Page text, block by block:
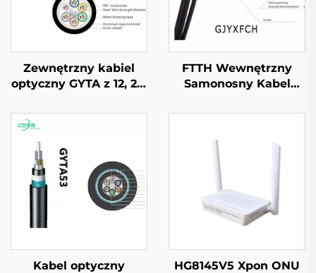
Zewnętrzny kabiel
optyczny GYTA z 12, 24,
FTTH Wewnętrzny
Samonosny Kabel
Kabel optyczny
HG8145V5 Xpon ONU